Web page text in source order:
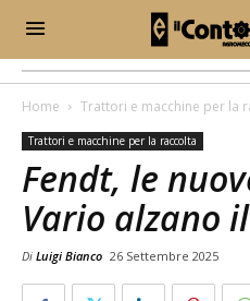
Home Trattori e macchine per la
Trattori e macchine per la raccolta
Fendt, le
Vario alzano
Di Luigi Bianco 26 Settembre 2025